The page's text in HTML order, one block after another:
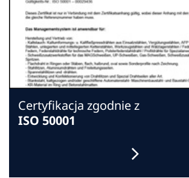
Certyfikacja zgodnie z
ISO 50001